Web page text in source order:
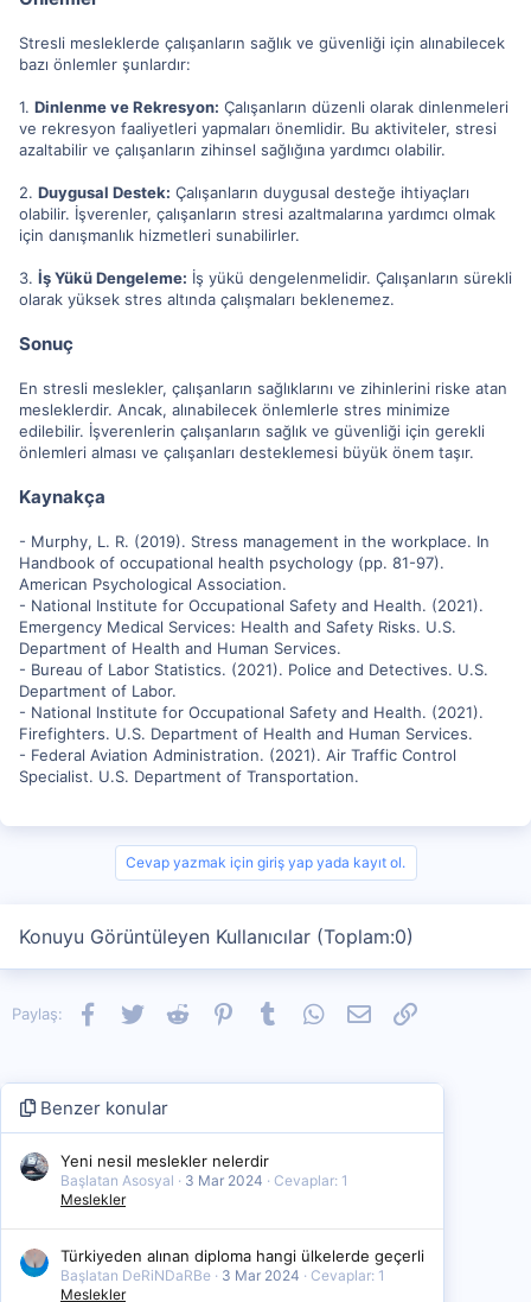
Stresli mesleklerde çalışanların sağlık ve güvenliği için alınabilecek
bazı önlemler şunlardır:
1. Dinlenme ve Rekresyon: Çalışanların düzenli olarak dinlenmeleri
ve rekresyon faaliyetleri yapmaları önemlidir. Bu aktiviteler, stresi
azaltabilir ve çalışanların zihinsel sağlığına yardımcı olabilir.
2. Duygusal Destek: Çalışanların duygusal desteğe ihtiyaçları
olabilir. İşverenler, çalışanların stresi azaltmalarına yardımcı olmak
için danışmanlık hizmetleri sunabilirler.
3. İş Yükü Dengeleme: İş yükü dengelenmelidir. Çalışanların sürekli
olarak yüksek stres altında çalışmaları beklenemez.
Sonuç
En stresli meslekler, çalışanların sağlıklarını ve zihinlerini riske atan
mesleklerdir. Ancak, alınabilecek önlemlerle stres minimize
edilebilir. İşverenlerin çalışanların sağlık ve güvenliği için gerekli
önlemleri alması ve çalışanları desteklemesi büyük önem taşır.
Kaynakça
- Murphy, L. R. (2019). Stress management in the workplace. In
Handbook of occupational health psychology (pp. 81-97).
American Psychological Association.
- National Institute for Occupational Safety and Health. (2021).
Emergency Medical Services: Health and Safety Risks. U.S.
Department of Health and Human Services.
- Bureau of Labor Statistics. (2021). Police and Detectives. U.S.
Department of Labor.
- National Institute for Occupational Safety and Health. (2021).
Firefighters. U.S. Department of Health and Human Services.
- Federal Aviation Administration. (2021). Air Traffic Control
Specialist. U.S. Department of Transportation.
Cevap yazmak için giriş yap yada kayıt ol.
Konuyu Görüntüleyen Kullanıcılar (Toplam:0)
Paylaş: Facebook
TwitterReddit PinterestTumblrWhatsApp
E-postaLink
Benzer konular
Yeni nesil meslekler nelerdir
Başlatan Asosyal 3 Mar 2024
Cevaplar: 1
Meslekler
Türkiyeden alınan diploma hangi ülkelerde geçerli
Başlatan DeRiNDaRBe 3 Mar 2024
Cevaplar: 1
Meslekler